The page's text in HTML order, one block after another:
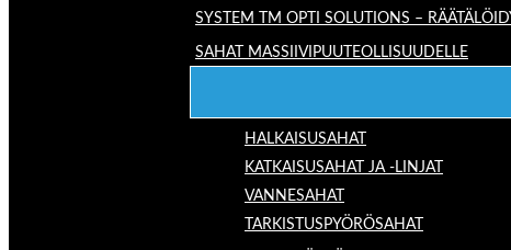
SYSTEM TM OPTI SOLUTIONS –
SAHAT MASSIIVIPUUTEOLLISUUDELLE
HALKAISUSAHAT
KATKAISUSAHAT JA -LINJAT
VANNESAHAT
TARKISTUSPYÖRÖSAHAT